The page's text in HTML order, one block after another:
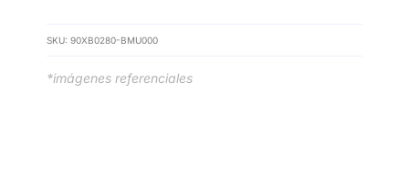
SKU: 90XB0280-BMU000
*imágenes referenciales